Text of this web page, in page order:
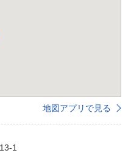
地図アプリで見る
1